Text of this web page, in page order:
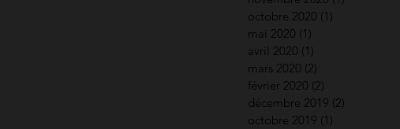
octobre 2020 (1)
mai 2020 (1)
avril 2020 (1)
mars 2020 (2)
février 2020 (2)
décembre 2019 (2)
octobre 2019 (1)